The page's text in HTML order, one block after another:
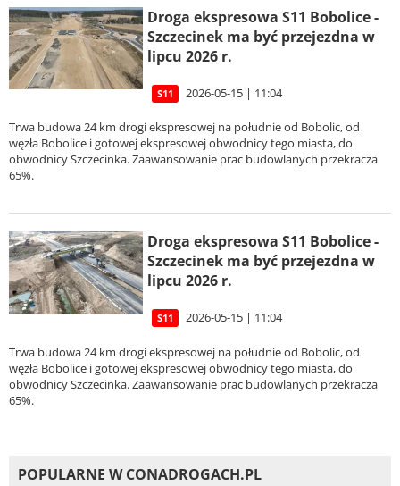
Droga ekspresowa S11 Bobolice -
Szczecinek ma być przejezdna w
lipcu 2026 r.
S11 2026-05-15 | 11:04
Trwa budowa 24 km drogi ekspresowej na południe od Bobolic, od
węzła Bobolice i gotowej ekspresowej obwodnicy tego miasta, do
obwodnicy Szczecinka. Zaawansowanie prac budowlanych przekracza
65%.
Droga ekspresowa S11 Bobolice -
Szczecinek ma być przejezdna w
lipcu 2026 r.
S11 2026-05-15 | 11:04
Trwa budowa 24 km drogi ekspresowej na południe od Bobolic, od
węzła Bobolice i gotowej ekspresowej obwodnicy tego miasta, do
obwodnicy Szczecinka. Zaawansowanie prac budowlanych przekracza
65%.
POPULARNE W CONADROGACH.PL